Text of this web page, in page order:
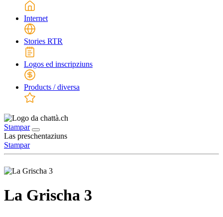
Internet
Stories RTR
Logos ed inscripziuns
Products / diversa
Stampar
Las preschentaziuns
Stampar
La Grischa 3